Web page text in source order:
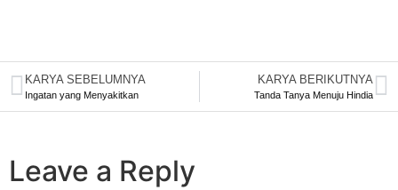
KARYA SEBELUMNYA
Ingatan yang Menyakitkan
KARYA BERIKUTNYA
Tanda Tanya Menuju Hindia
Leave a Reply